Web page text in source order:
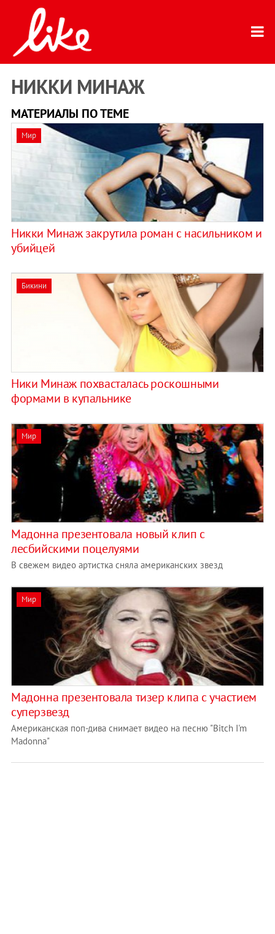
НИККИ МИНАЖ
МАТЕРИАЛЫ ПО ТЕМЕ
Мир
Никки Минаж закрутила роман с насильником и
убийцей
Бикини
Ники Минаж похвасталась роскошными
формами в купальнике
Мир
Мадонна презентовала новый клип c
лесбийскими поцелуями
В свежем видео артистка сняла американских звезд
Мир
Мадонна презентовала тизер клипа с участием
суперзвезд
Американская поп-дива снимает видео на песню "Bitch I'm
Madonna"